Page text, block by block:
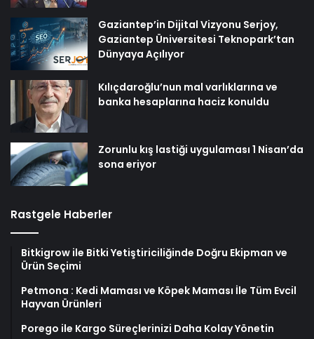
Gaziantep’in Dijital Vizyonu Serjoy,
Gaziantep Üniversitesi Teknopark’tan
Dünyaya Açılıyor
Kılıçdaroğlu’nun mal varlıklarına ve
banka hesaplarına haciz konuldu
Zorunlu kış lastiği uygulaması 1 Nisan’da
sona eriyor
Rastgele Haberler
Bitkigrow ile Bitki Yetiştiriciliğinde Doğru Ekipman ve
Ürün Seçimi
Petmona : Kedi Maması ve Köpek Maması İle Tüm Evcil
Hayvan Ürünleri
Porego ile Kargo Süreçlerinizi Daha Kolay Yönetin